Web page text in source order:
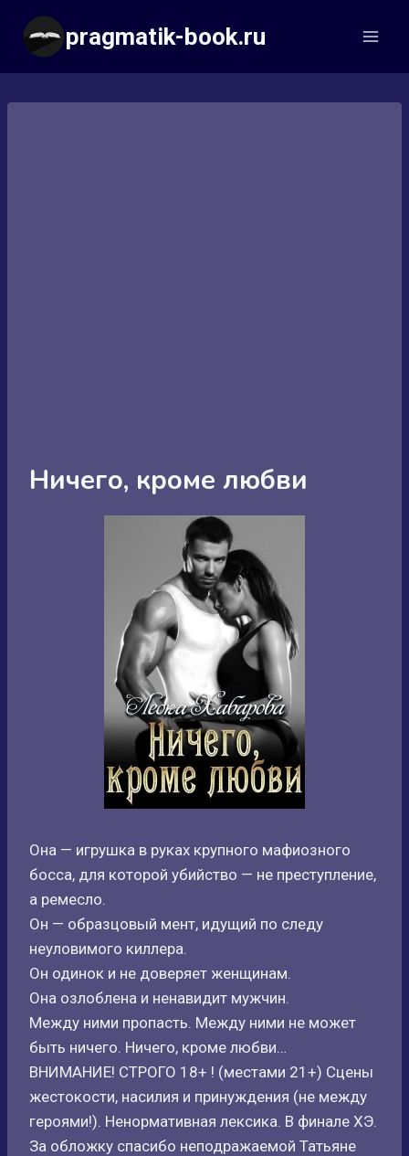
Перейти
содержимому
pragmatik-book.ru
Ничего, кроме любви
Она — игрушка в руках крупного мафиозного
босса, для которой убийство — не преступление,
а ремесло.
Он — образцовый мент, идущий по следу
неуловимого киллера.
Он одинок и не доверяет женщинам.
Она озлоблена и ненавидит мужчин.
Между ними пропасть. Между ними не может
быть ничего. Ничего, кроме любви…
ВНИМАНИЕ! СТРОГО 18+ ! (местами 21+) Сцены
жестокости, насилия и принуждения (не между
героями!). Ненормативная лексика. В финале ХЭ.
За обложку спасибо неподражаемой Татьяне